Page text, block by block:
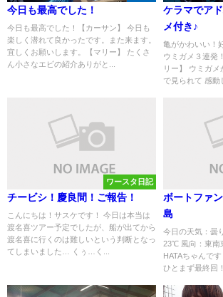
今日も最高でした！
今日も最高でした！【カーサン】 今日も
楽しく潜れて良かったです。また来ます。
宜しくお願いします。【マリー】 たくさ
ん小さなエビの紹介ありがと...
ケラマでア
メ付き♪
亀がかわいい！
ウミガメ３連発
リー】 ウミガメ
で見られて 感動
ワースタ日記
チービシ！慶良間！ご報告！
こんにちは！サスケです！ 今日は本当は
渡名喜ツアー予定でしたが、船が出てから
渡名喜に行くのは難しいという判断となっ
てしまいました… くぅ…く...
ボートファ
島
今日の天気：
23℃ 風向：東南
HATAちゃんで
ひとまず最終回